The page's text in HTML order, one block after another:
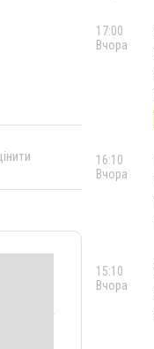
17:00
Вчора
16:10
Вчора
15:10
Вчора